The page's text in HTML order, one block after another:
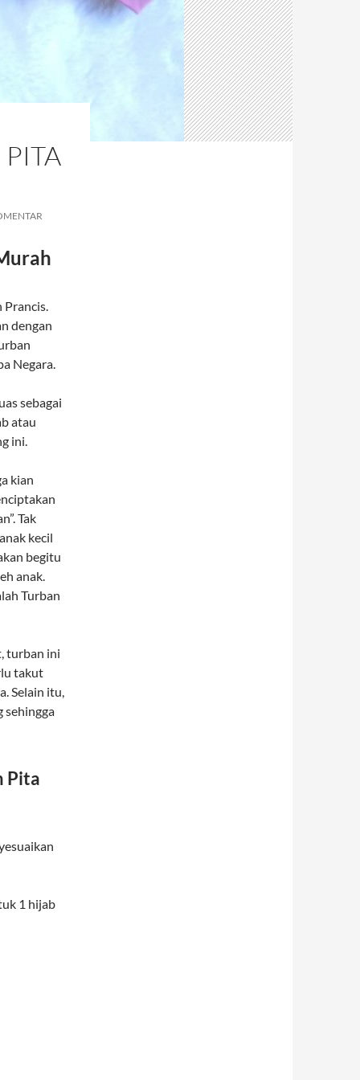
Prancis.
dengan
Negara.
sebagai
atau
ini.
kian
Tak
kecil
begitu
anak.
Turban
turban ini
takut
Selain itu,
sehingga
Pita
1 hijab